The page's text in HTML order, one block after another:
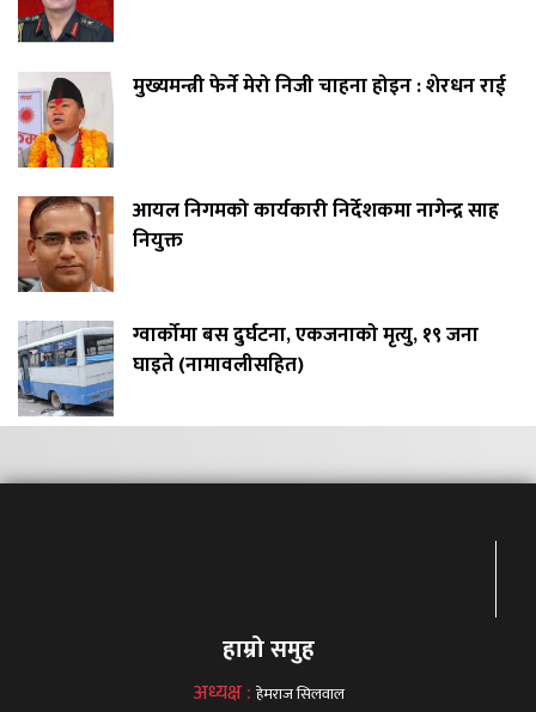
मुख्यमन्त्री फेर्ने मेरो निजी चाहना होइन : शेरधन राई
आयल निगमको कार्यकारी निर्देशकमा नागेन्द्र साह
नियुक्त
ग्वार्कोमा बस दुर्घटना, एकजनाको मृत्यु, १९ जना
घाइते (नामावलीसहित)
हाम्रो समुह
अध्यक्ष : हेमराज सिलवाल